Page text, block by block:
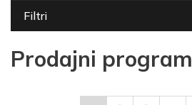
Filtri
Prodajni program